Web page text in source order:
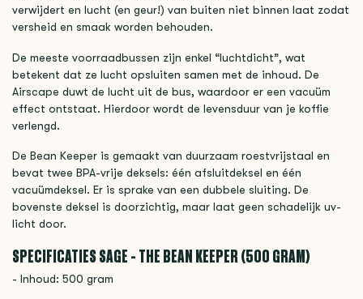
verwijdert en lucht (en geur!) van buiten niet binnen laat zodat
versheid en smaak worden behouden.
De meeste voorraadbussen zijn enkel “luchtdicht”, wat
betekent dat ze lucht opsluiten samen met de inhoud. De
Airscape duwt de lucht uit de bus, waardoor er een vacuüm
effect ontstaat. Hierdoor wordt de levensduur van je koffie
verlengd.
De Bean Keeper is gemaakt van duurzaam roestvrijstaal en
bevat twee BPA-vrije deksels: één afsluitdeksel en één
vacuümdeksel. Er is sprake van een dubbele sluiting. De
bovenste deksel is doorzichtig, maar laat geen schadelijk uv-
licht door.
SPECIFICATIES SAGE - THE BEAN KEEPER (500 GRAM)
- Inhoud: 500 gram